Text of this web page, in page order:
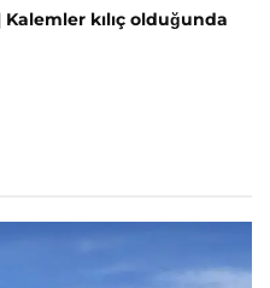
kılıç olduğunda